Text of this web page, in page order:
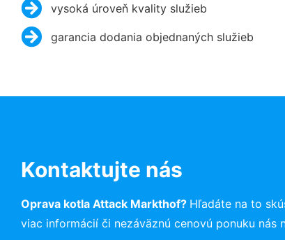
vysoká úroveň kvality služieb
garancia dodania objednaných služieb
Kontaktujte nás
Oprava kotla Attack Markthof? Hľadáte na to
viac informácií či nezáväznú cenovú ponuku nás